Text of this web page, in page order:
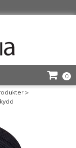
0
>